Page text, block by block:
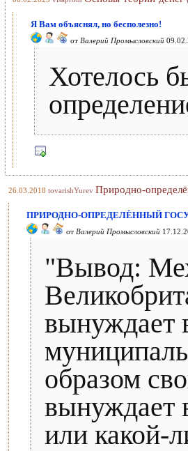
Я Вам объяснял, но бесполезно!
от Валерий Промысловский
Хотелось
26.03.2018 tovarishYurev Природно-
ПРИРОДНО-ОПРЕДЕЛЁННЫЙ
от Валерий Промысловский
"Вывод:
вынуждает
образом
вынуждает
или какой-